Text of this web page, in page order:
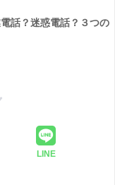
話？迷惑電話？３つの
LINE